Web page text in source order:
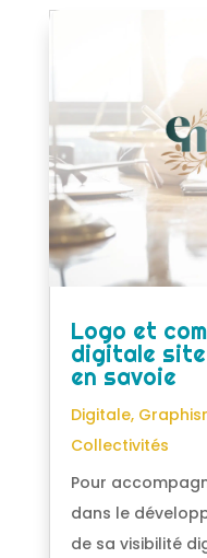
Logo et
digitale
en savoie
Digitale,
Collectivités
Pour
dans le
de sa visibilité